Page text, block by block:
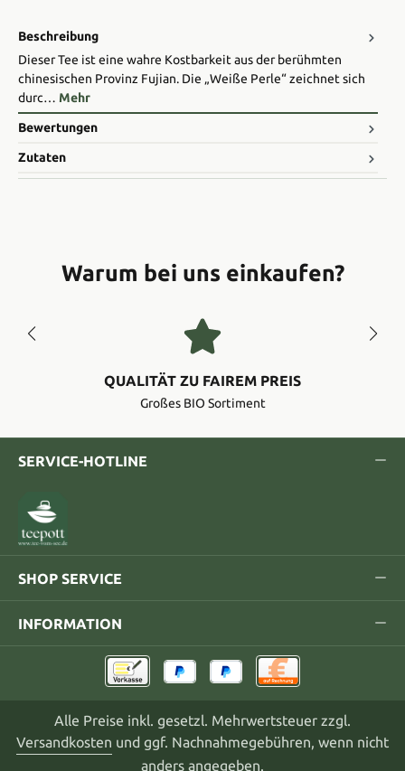
Beschreibung
Dieser Tee ist eine wahre Kostbarkeit aus der berühmten
chinesischen Provinz Fujian. Die „Weiße Perle“ zeichnet sich
durc… Mehr
Bewertungen
Zutaten
Warum bei uns einkaufen?
QUALITÄT ZU FAIREM PREIS
Großes BIO Sortiment
SERVICE-HOTLINE
SHOP SERVICE
INFORMATION
Alle Preise inkl. gesetzl. Mehrwertsteuer zzgl.
Versandkosten und ggf. Nachnahmegebühren, wenn nicht
anders angegeben.